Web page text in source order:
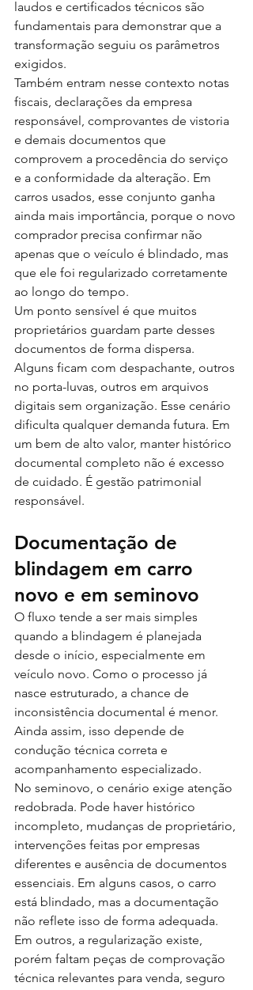
laudos e certificados técnicos são
fundamentais para demonstrar que a
transformação seguiu os parâmetros
exigidos.
Também entram nesse contexto notas
fiscais, declarações da empresa
responsável, comprovantes de vistoria
e demais documentos que
comprovem a procedência do serviço
e a conformidade da alteração. Em
carros usados, esse conjunto ganha
ainda mais importância, porque o novo
comprador precisa confirmar não
apenas que o veículo é blindado, mas
que ele foi regularizado corretamente
ao longo do tempo.
Um ponto sensível é que muitos
proprietários guardam parte desses
documentos de forma dispersa.
Alguns ficam com despachante, outros
no porta-luvas, outros em arquivos
digitais sem organização. Esse cenário
dificulta qualquer demanda futura. Em
um bem de alto valor, manter histórico
documental completo não é excesso
de cuidado. É gestão patrimonial
responsável.
Documentação de
blindagem em carro
novo e em seminovo
O fluxo tende a ser mais simples
quando a blindagem é planejada
desde o início, especialmente em
veículo novo. Como o processo já
nasce estruturado, a chance de
inconsistência documental é menor.
Ainda assim, isso depende de
condução técnica correta e
acompanhamento especializado.
No seminovo, o cenário exige atenção
redobrada. Pode haver histórico
incompleto, mudanças de proprietário,
intervenções feitas por empresas
diferentes e ausência de documentos
essenciais. Em alguns casos, o carro
está blindado, mas a documentação
não reflete isso de forma adequada.
Em outros, a regularização existe,
porém faltam peças de comprovação
técnica relevantes para venda, seguro